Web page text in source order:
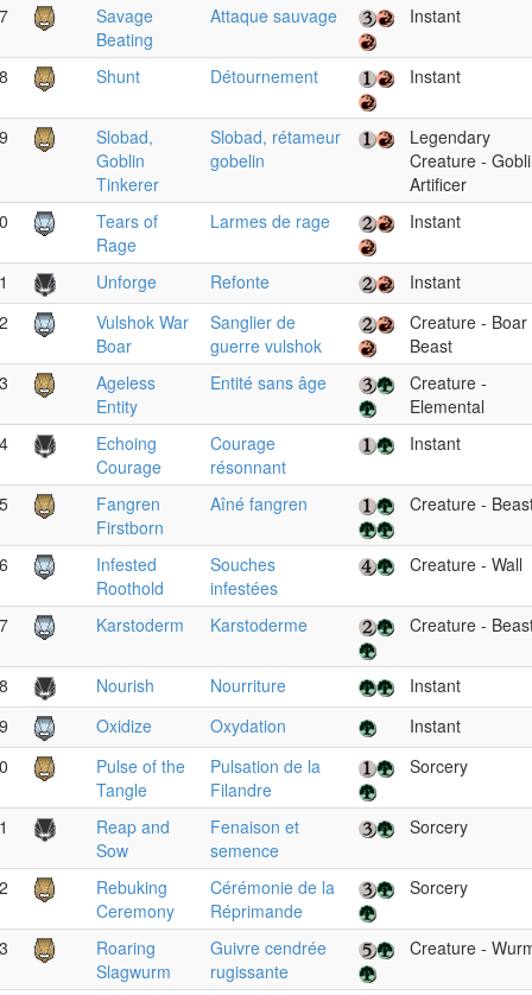
Savage
Beating
Attaque sauvage Instant
Shunt Détournement Instant
Slobad,
Goblin
Tinkerer
Slobad, rétameur
gobelin
Legendary
Creature -
Artificer
Tears of
Rage
Larmes de rage Instant
Unforge Refonte
Instant
Vulshok War
Boar
Sanglier de
guerre vulshok
Creature - Boar
Beast
Ageless
Entity
Entité sans âge
Creature -
Elemental
Echoing
Courage
Courage
résonnant
Instant
Fangren
Firstborn
Aîné fangren Creature -
Infested
Roothold
Souches
infestées
Creature - Wall
Karstoderm Karstoderme Creature -
Nourish Nourriture
Instant
Oxidize Oxydation
Instant
Pulse of the
Tangle
Pulsation de la
Filandre
Sorcery
Reap and
Sow
Fenaison et
semence
Sorcery
Rebuking
Ceremony
Cérémonie de la
Réprimande
Sorcery
Roaring
Slagwurm
Guivre cendrée
rugissante
Creature -